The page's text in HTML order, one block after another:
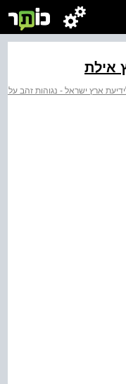
אילת
ארץ ישראל - נגוהות זהב על